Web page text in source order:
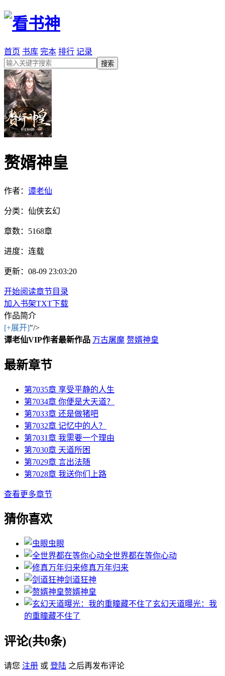
首页 书库 完本 排行 记录
赘婿神皇
作者： 谭老仙
分类：仙侠玄幻
章数： 5168章
进度： 连载
更新：08-09 23:03:20
开始阅读章节目录
加入书架TXT下载
作品简介
[+展开]"/>
谭老仙VIP作者最新作品 万古屠魔 赘婿神皇
最新章节
第7035章 享受平静的人生
第7034章 你便是大天道？
第7033章 还是做猪吧
第7032章 记忆中的人？
第7031章 我需要一个理由
第7030章 天道所困
第7029章 言出法随
第7028章 我送你们上路
查看更多章节
猜你喜欢
虫眼
全世界都在等你心动
修真万年归来
剑道狂神
赘婿神皇
玄幻天道曝光：我
的重瞳藏不住了
评论(共0条)
请您 注册 或 登陆 之后再发布评论